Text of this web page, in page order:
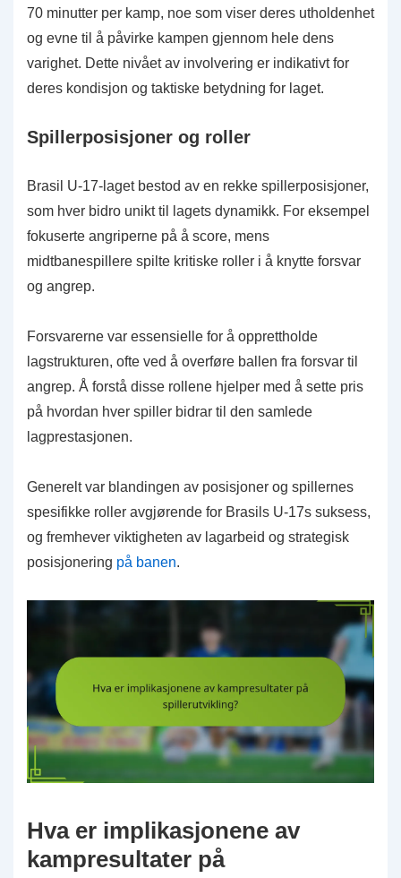
70 minutter per kamp, noe som viser deres utholdenhet
og evne til å påvirke kampen gjennom hele dens
varighet. Dette nivået av involvering er indikativt for
deres kondisjon og taktiske betydning for laget.
Spillerposisjoner og roller
Brasil U-17-laget bestod av en rekke spillerposisjoner,
som hver bidro unikt til lagets dynamikk. For eksempel
fokuserte angriperne på å score, mens
midtbanespillere spilte kritiske roller i å knytte forsvar
og angrep.
Forsvarerne var essensielle for å opprettholde
lagstrukturen, ofte ved å overføre ballen fra forsvar til
angrep. Å forstå disse rollene hjelper med å sette pris
på hvordan hver spiller bidrar til den samlede
lagprestasjonen.
Generelt var blandingen av posisjoner og spillernes
spesifikke roller avgjørende for Brasils U-17s suksess,
og fremhever viktigheten av lagarbeid og strategisk
posisjonering på banen.
Hva er implikasjonene av
kampresultater på